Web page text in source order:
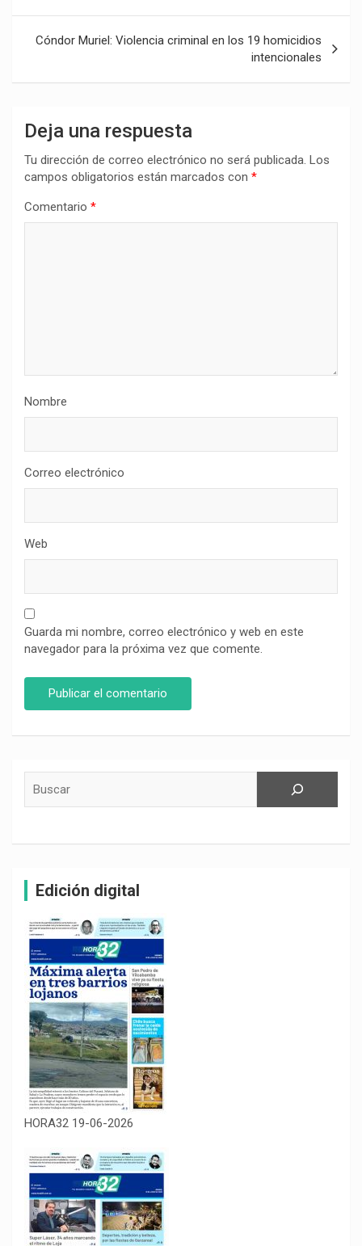
entradas
Cóndor Muriel: Violencia criminal en los 19 homicidios
intencionales
Deja una respuesta
Tu dirección de correo electrónico no será publicada. Los
campos obligatorios están marcados con *
Comentario *
Nombre
Correo electrónico
Web
Guarda mi nombre, correo electrónico y web en este
navegador para la próxima vez que comente.
Edición digital
HORA32 19-06-2026